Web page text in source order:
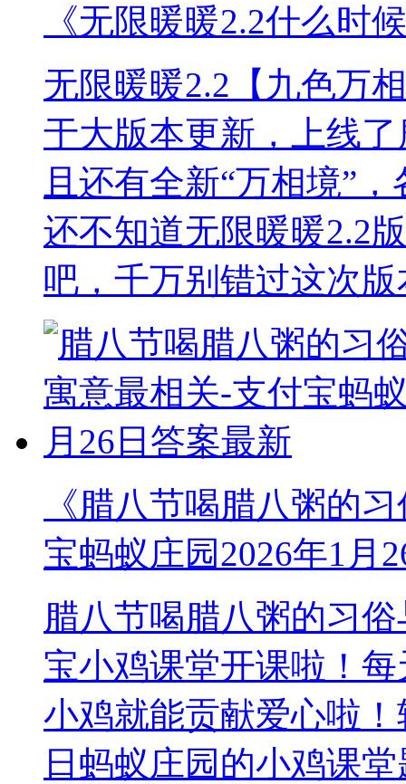
《无限暖暖2.2什么时
无限暖暖2.2【九色万
于大版本更新，上线
且还有全新“万相境”
还不知道无限暖暖2.2
吧，千万别错过这次
《腊八节喝腊八粥的
宝蚂蚁庄园2026年1月
腊八节喝腊八粥的习
宝小鸡课堂开课啦！
小鸡就能贡献爱心啦
日蚂蚁庄园的小鸡课